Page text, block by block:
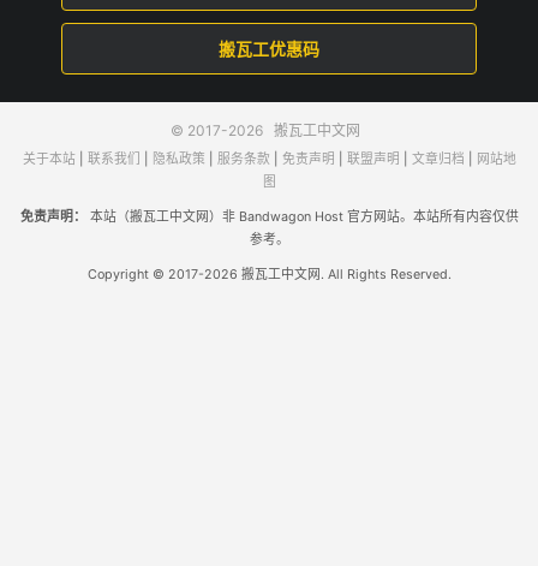
搬瓦工优惠码
© 2017-2026 搬瓦工中文网
关于本站| 联系我们 隐私政策 服务条款 免责声明 联盟声明 文章归档
网站地
图
免责声明：
本站（搬瓦工中文网）非 Bandwagon Host 官方网站。本站所有内容仅供
参考。
Copyright © 2017-2026 搬瓦工中文网. All Rights Reserved.